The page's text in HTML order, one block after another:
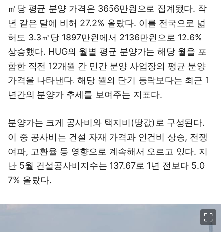
㎡당 평균 분양 가격은 3656만원으로 집계됐다. 작
년 같은 달에 비해 27.2% 올랐다. 이를 전국으로 넓
혀도 3.3㎡당 1897만원에서 2136만원으로 12.6%
상승했다. HUG의 월별 평균 분양가는 해당 월을 포
함한 직전 12개월 간 민간 분양 사업장의 평균 분양
가격을 나타낸다. 해당 월의 단기 등락보다는 최근 1
년간의 분양가 추세를 보여주는 지표다.
분양가는 크게 공사비와 택지비(땅값)로 구성된다.
이 중 공사비는 건설 자재 가격과 인건비 상승, 전쟁
여파, 고환율 등 영향으로 계속해서 오르고 있다. 지
난 5월 건설공사비지수는 137.67로 1년 전보다 5.0
7% 올랐다.